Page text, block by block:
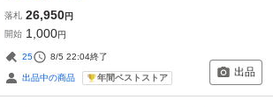
落札 26,950円
開始 1,000円
25 8/5 22:04終了
出品中の商品 年間ベストストア 出品